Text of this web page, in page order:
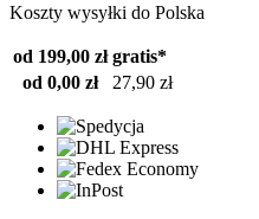
Koszty wysyłki do Polska
od 199,00 zł gratis*
od 0,00 zł
27,90 zł